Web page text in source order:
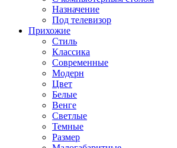
Назначение
Под телевизор
Прихожие
Стиль
Классика
Современные
Модерн
Цвет
Белые
Венге
Светлые
Темные
Размер